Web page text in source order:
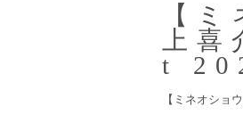
【
上
t
【ミネオショ